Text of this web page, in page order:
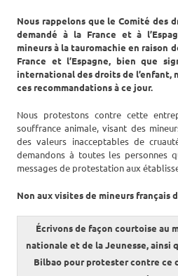
Nous rappelons que le Comité des
demandé à la France et à
mineurs à la tauromachie en raison
France et l’Espagne, bien que
international des droits de l’enfant,
ces recommandations à ce jour.
Nous protestons contre cette
souffrance animale, visant des
des valeurs inacceptables de
demandons à toutes les personnes
messages de protestation aux
Non aux visites de mineurs français
Écrivons de façon courtoise au
nationale et de la Jeunesse, ainsi
Bilbao pour protester contre ce